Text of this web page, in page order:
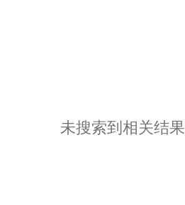
未搜索到相关结果